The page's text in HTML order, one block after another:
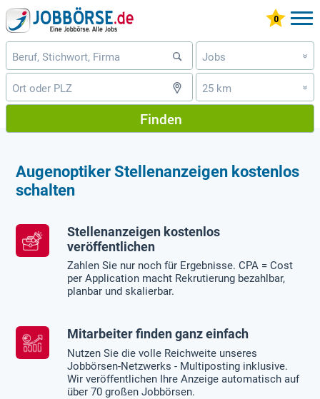
Jobs »
25 km »
Finden
Augenoptiker Stellenanzeigen kostenlos
schalten
Stellenanzeigen kostenlos
veröffentlichen
Zahlen Sie nur noch für Ergebnisse. CPA = Cost
per Application macht Rekrutierung bezahlbar,
planbar und skalierbar.
Mitarbeiter finden ganz einfach
Nutzen Sie die volle Reichweite unseres
Jobbörsen-Netzwerks - Multiposting inklusive.
Wir veröffentlichen Ihre Anzeige automatisch auf
über 70 großen Jobbörsen.